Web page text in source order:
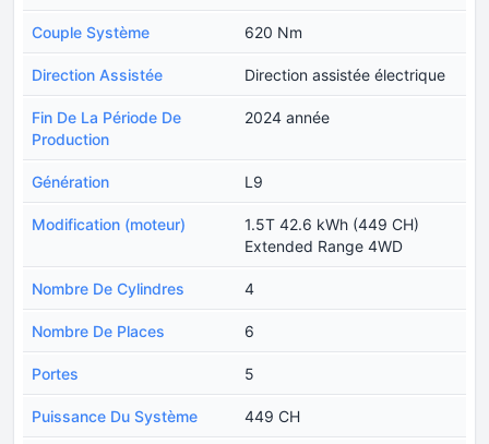
Couple Système 620 Nm
Direction Assistée Direction assistée électrique
Fin De La Période De
Production
2024 année
Génération L9
Modification (moteur)
1.5T 42.6 kWh (449 CH)
Extended Range 4WD
Nombre De Cylindres 4
Nombre De Places 6
Portes 5
Puissance Du Système 449 CH